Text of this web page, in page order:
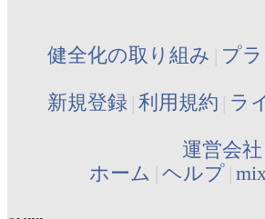
健全化の取り組み プ
新規登録 利用規約 ラ
運営会社
ホーム ヘルプ